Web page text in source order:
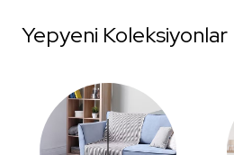
Yepyeni Koleksiyonlar